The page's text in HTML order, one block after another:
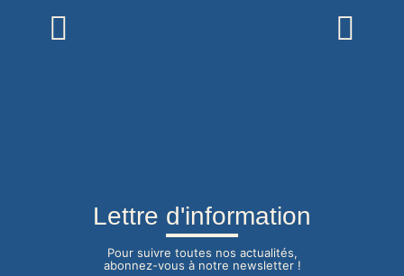
Lettre d'information
Pour suivre toutes nos actualités,
abonnez-vous à notre newsletter !